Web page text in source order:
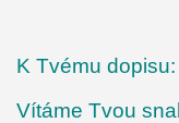
K Tvému dopisu:
Vítáme Tvou